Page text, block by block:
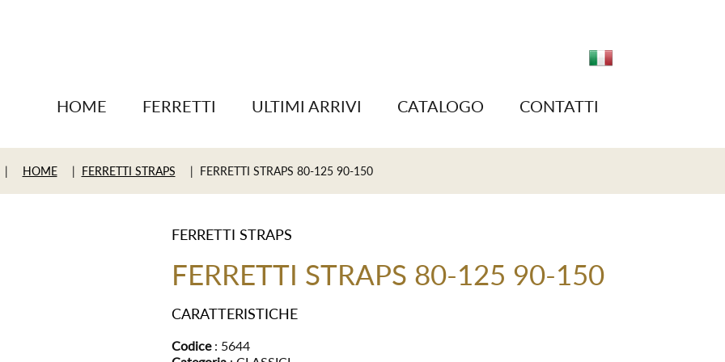
HOME FERRETTI ULTIMI ARRIVI CATALOGO CONTATTI
HOME | FERRETTI STRAPS | FERRETTI STRAPS 80-125 90-150
FERRETTI STRAPS
FERRETTI STRAPS 80-125 90-150
CARATTERISTICHE
Codice: 5644